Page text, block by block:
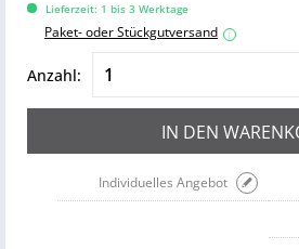
Lieferzeit: 1 bis 3 Werktage
Paket- oder Stückgutversand i
Anzahl:
IN DEN
Individuelles Angebot